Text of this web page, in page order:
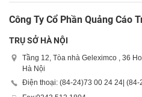
Công Ty Cổ Phần Quảng Cáo
TRỤ SỞ HÀ NỘI
Tầng 12, Tòa nhà Geleximco , 36
Hà Nội
Điện thoại: (84-24)73 00 24 24 |